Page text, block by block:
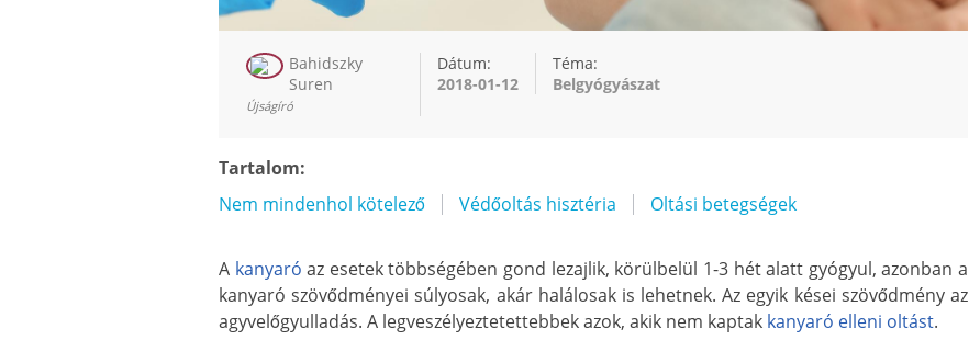
Bahidszky
Suren
Újságíró
Dátum:
2018-01-12
Téma:
Belgyógyászat
Tartalom:
Nem mindenhol kötelező
Védőoltás hisztéria Oltási betegségek
A kanyaró az esetek többségében gond lezajlik, körülbelül 1-3 hét alatt gyógyul, azonban a
kanyaró szövődményei súlyosak, akár halálosak is lehetnek. Az egyik kései szövődmény az
agyvelőgyulladás. A legveszélyeztetettebbek azok, akik nem kaptak kanyaró elleni oltást.